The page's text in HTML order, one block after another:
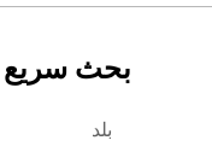
بحث سريع
بلد